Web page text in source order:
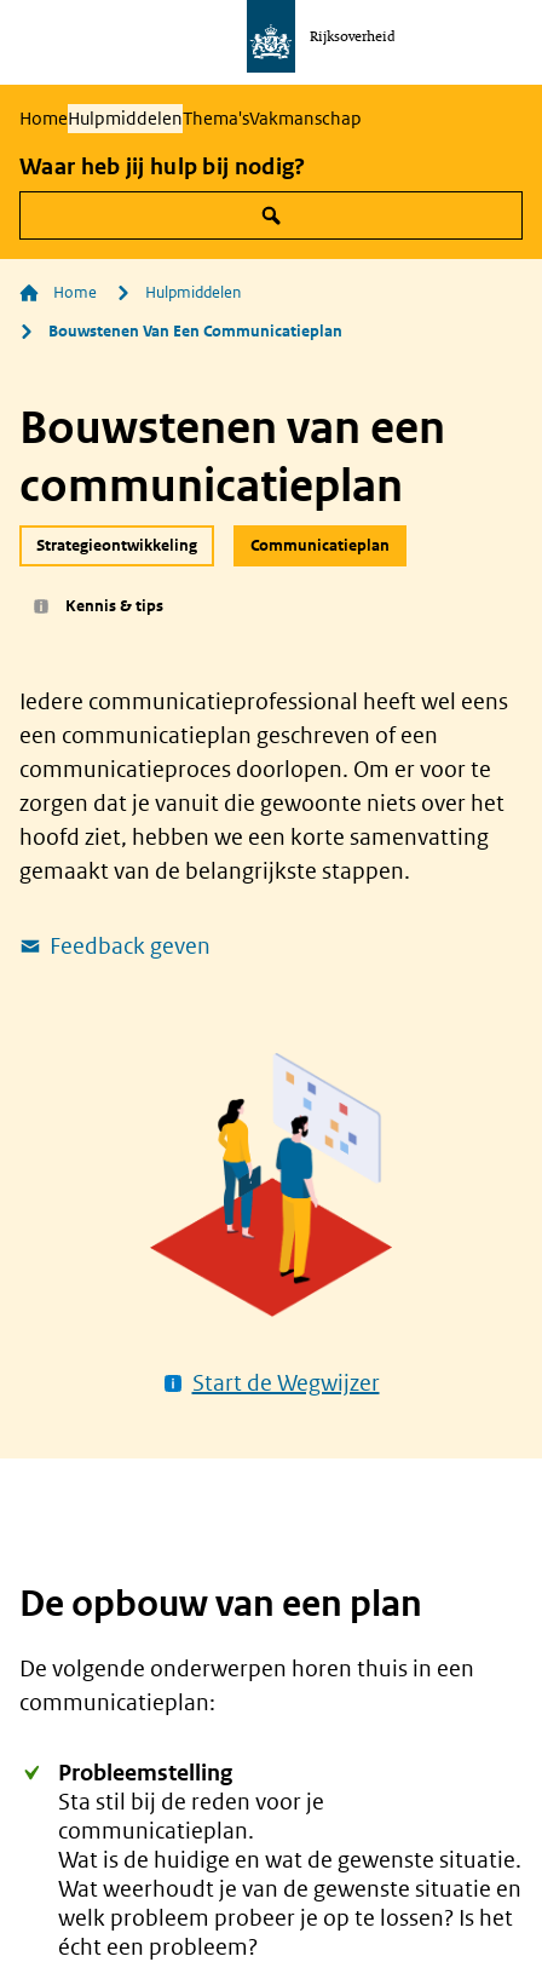
Rijksoverheid
HomeHulpmiddelenThema'sVakmanschap
Waar heb jij hulp bij nodig?
Home
Hulpmiddelen
Bouwstenen Van Een Communicatieplan
Bouwstenen van een
communicatieplan
Strategieontwikkeling Communicatieplan
Kennis & tips
Iedere communicatieprofessional heeft wel eens
een communicatieplan geschreven of een
communicatieproces doorlopen. Om er voor te
zorgen dat je vanuit die gewoonte niets over het
hoofd ziet, hebben we een korte samenvatting
gemaakt van de belangrijkste stappen.
Feedback geven
Start de Wegwijzer
De opbouw van een plan
De volgende onderwerpen horen thuis in een
communicatieplan:
Probleemstelling
Sta stil bij de reden voor je
communicatieplan.
Wat is de huidige en wat de gewenste situatie.
Wat weerhoudt je van de gewenste situatie en
welk probleem probeer je op te lossen? Is het
écht een probleem?